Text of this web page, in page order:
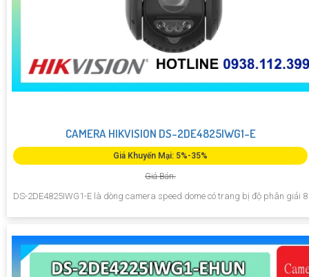
CAMERA HIKVISION DS-2DE4825IWG1-E
Giá Khuyến Mại: 5%-35%
Giá Bán:
DS-2DE4825IWG1-E là dòng camera speed dome có trang bị độ phân giải 8